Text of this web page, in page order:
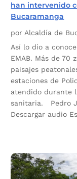
han intervenido
Bucaramanga
por Alcaldía de
Así lo dio a
EMAB. Más de 70
paisajes
estaciones de
atendido durante
sanitaria. Pedro
Descargar audio